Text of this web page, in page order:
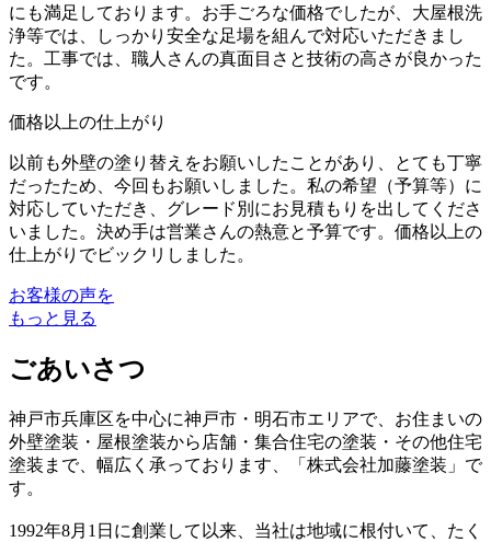
にも満足しております。お手ごろな価格でしたが、大屋根洗
浄等では、しっかり安全な足場を組んで対応いただきまし
た。工事では、職人さんの真面目さと技術の高さが良かった
です。
価格以上の仕上がり
以前も外壁の塗り替えをお願いしたことがあり、とても丁寧
だったため、今回もお願いしました。私の希望（予算等）に
対応していただき、グレード別にお見積もりを出してくださ
いました。決め手は営業さんの熱意と予算です。価格以上の
仕上がりでビックリしました。
お客様の声を
もっと見る
ごあいさつ
神戸市兵庫区を中心に神戸市・明石市エリアで、お住まいの
外壁塗装・屋根塗装から店舗・集合住宅の塗装・その他住宅
塗装まで、幅広く承っております、「株式会社加藤塗装」で
す。
1992年8月1日に創業して以来、当社は地域に根付いて、たく